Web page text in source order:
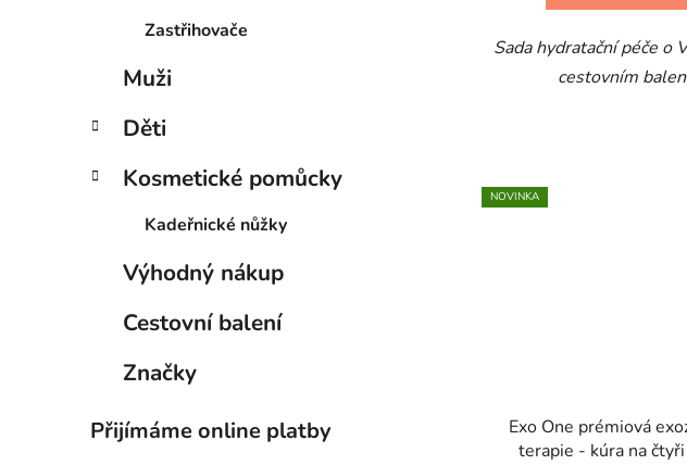
Zastřihovače
Muži
Děti
Kosmetické pomůcky
Kadeřnické nůžky
Výhodný nákup
Cestovní balení
Značky
Přijímáme online platby
Sada hydratační péče o
cestovním
NOVINKA
Exo One prémiová
terapie - kúra na